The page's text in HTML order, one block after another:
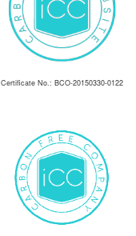
Certificate No.: BCO-20150330-0122